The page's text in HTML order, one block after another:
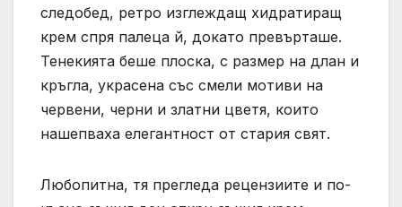
следобед, ретро изглеждащ хидратиращ
крем спря палеца й, докато превърташе.
Тенекията беше плоска, с размер на длан и
кръгла, украсена със смели мотиви на
червени, черни и златни цветя, които
нашепваха елегантност от стария свят.
Любопитна, тя прегледа рецензиите и по-